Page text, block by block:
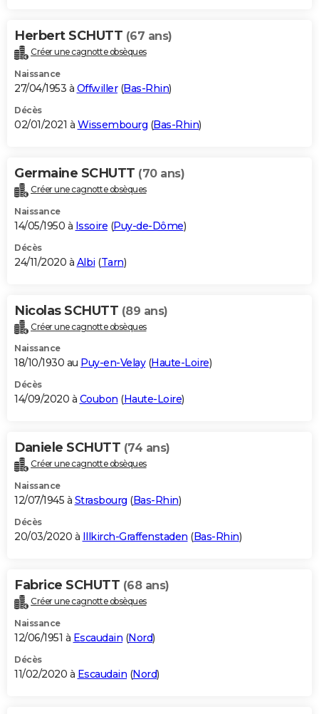
Herbert SCHUTT (67 ans)
Créer une cagnotte obsèques
Naissance
27/04/1953 à Offwiller(Bas-Rhin)
Décès
02/01/2021 à Wissembourg (Bas-Rhin)
Germaine SCHUTT (70 ans)
Créer une cagnotte obsèques
Naissance
14/05/1950 à Issoire (Puy-de-Dôme)
Décès
24/11/2020 à Albi (Tarn)
Nicolas SCHUTT (89 ans)
Créer une cagnotte obsèques
Naissance
18/10/1930 au Puy-en-Velay(Haute-Loire)
Décès
14/09/2020 à Coubon (Haute-Loire)
Daniele SCHUTT (74 ans)
Créer une cagnotte obsèques
Naissance
12/07/1945 à Strasbourg (Bas-Rhin)
Décès
20/03/2020 à Illkirch-Graffenstaden (Bas-Rhin)
Fabrice SCHUTT (68 ans)
Créer une cagnotte obsèques
Naissance
12/06/1951 à Escaudain (Nord)
Décès
11/02/2020 à Escaudain (Nord)